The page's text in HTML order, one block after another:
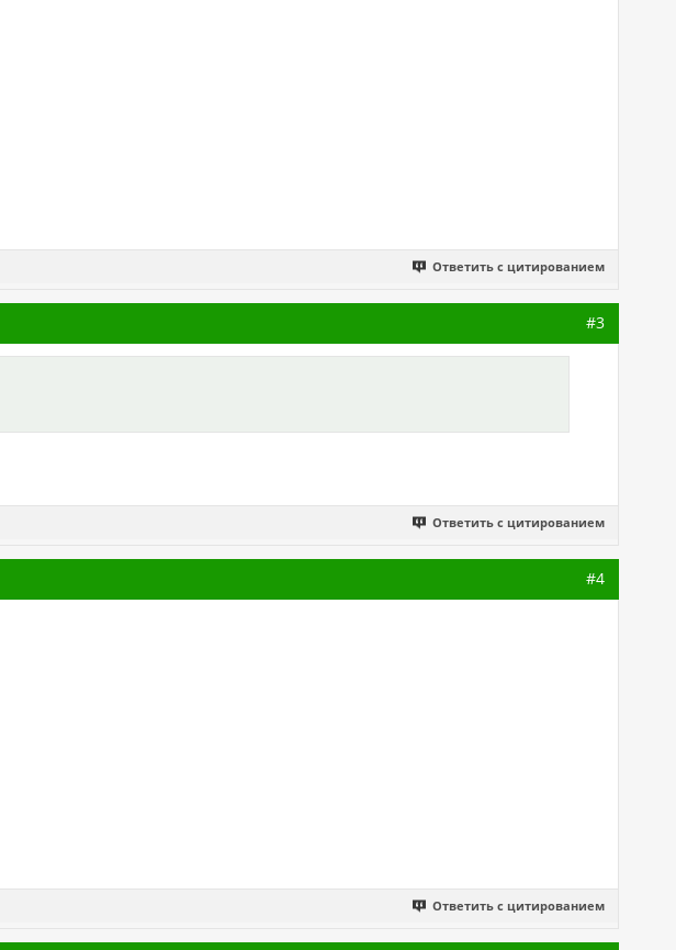
Ответить с цитированием
#3
Ответить с цитированием
#4
Ответить с цитированием